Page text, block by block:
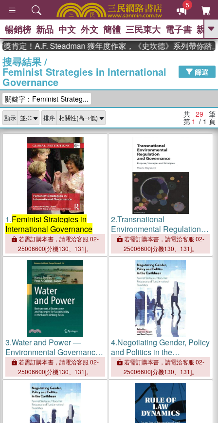
5
GO
父親節 、 如果歷史是一群喵 、 暑期
國際布克獎 臺灣漫遊錄 、 方
念華 、 台灣的李登輝時代 、 數學女
暢銷榜 新品 中文 外文 簡體 三民東大 電子書 親子
！A.F. Steadman 獲年度作家，《史坎德》系列帶你踏上熱
搜尋結果/
Feminist Strategies in International
Governance
篩選
關鍵字：Feminist Strateg...
顯示 排序 共 29 筆
第 1 / 1 頁
1.Feminist Strategies in
International Governance
若需訂購本書，請電洽客服 02-
25006600[分機130、131]。
2.Transnational
Environmental Regulation
and Governance ―
Purpose, Strategies and
Principles
若需訂購本書，請電洽客服 02-
25006600[分機130、131]。
3.Water and Power ―
Environmental Governance
and Strategies for
Sustainability in the Lower
Mekong Basin
若需訂購本書，請電洽客服 02-
25006600[分機130、131]。
4.Negotiating Gender, Policy
and Politics in the
Caribbean ─ Feminist
Strategies, Masculinist
Resistance and
Transformational
Possibilities
若需訂購本書，請電洽客服 02-
25006600[分機130、131]。